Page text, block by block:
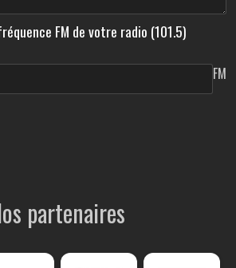
FM de votre radio (101.5)
FM
partenaires